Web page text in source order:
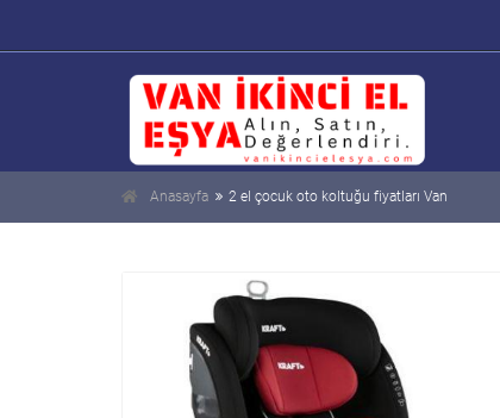
Anasayfa 2 el çocuk oto koltuğu fiyatları Van